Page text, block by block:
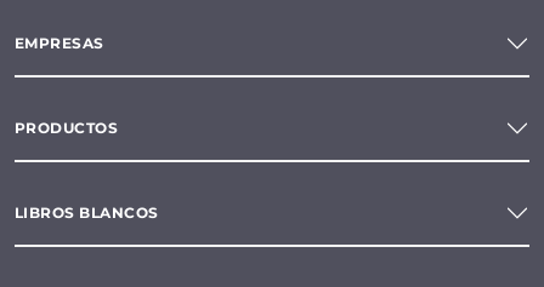
EMPRESAS
PRODUCTOS
LIBROS BLANCOS